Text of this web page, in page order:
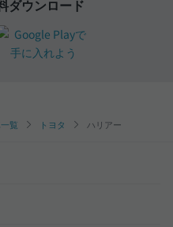
覧 トヨタ ハリアー
ダウンロード